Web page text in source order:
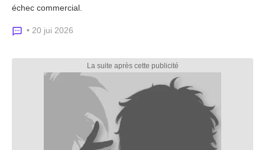
échec commercial.
• 20 jui 2026